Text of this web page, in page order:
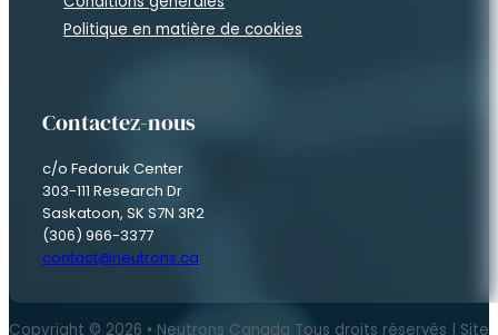
Politique en matière de cookies
Contactez-nous
c/o Fedoruk Center
303-111 Research Dr
Saskatoon, SK S7N 3R2
(306) 966-3377
contact@neutrons.ca
Copyright © 2026 • Neutrons Canada Tous droits réservés |